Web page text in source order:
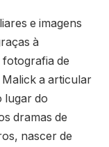
e imagens
à
fotografia de
a articular
lugar do
dramas de
nascer de